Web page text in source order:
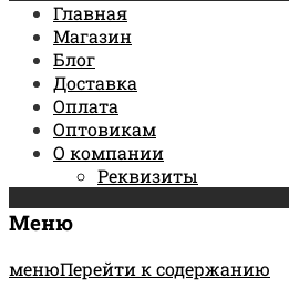
Главная
Магазин
Блог
Доставка
Оплата
Оптовикам
О компании
Реквизиты
Меню
менюПерейти к содержанию